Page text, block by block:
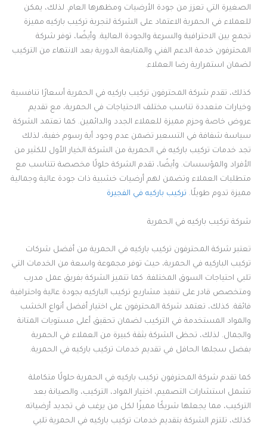
الصغيرة التي تعزز من جودة الأرضيات ومظهرها العام. لذلك، يمكن
للعملاء في الحمرية الاعتماد على الشركة لتجربة تركيب باركيه مميزة
تجمع بين الاحترافية والسرعة والجودة العالية. وأيضًا، توفر شركة
المحترفون خدمة الدعم الفني والمتابعة الدورية بعد الانتهاء من التركيب
لضمان استمرارية رضا العملاء.
كذلك، تقدم شركة المحترفون تركيب باركيه في الحمرية أسعارًا تنافسية
وخيارات متعددة تناسب مختلف الاحتياجات في الحمرية، مع تقديم
عروض خاصة وحزم مميزة للعملاء الجدد والدائمين. كما تعتمد الشركة
سياسة شفافة في التسعير تضمن عدم وجود أية رسوم خفية، لذلك
تجد خدمات تركيب باركيه في الحمرية من الشركة الخيار الأول للكثير من
الأفراد والمؤسسات. وأيضًا، تقدم الشركة حلولًا مخصصة تتناسب مع
متطلبات العملاء وتضمن لهم أرضيات خشبية ذات جودة عالية وجمالية
مميزة تدوم طويلًا. تركيب باركيه في الفجيرة
شركة تركيب باركيه في الحمرية
تعتبر شركة المحترفون تركيب باركيه في الحمرية من أفضل شركات
تركيب الباركيه في الحمرية، حيث توفر مجموعة واسعة من الخدمات التي
تلبي احتياجات السوق المختلفة. كما تتميز الشركة بفريق عمل مدرب
ومتخصص قادر على تنفيذ مشاريع تركيب الباركيه بجودة عالية واحترافية
فائقة. كذلك، تعتمد شركة المحترفون على اختيار أفضل أنواع الخشب
والمواد المستخدمة في التركيب لضمان تحقيق أعلى مستويات المتانة
والجمال. لذلك، تحظى الشركة بثقة كبيرة من العملاء في الحمرية
بفضل سجلها الحافل في تقديم خدمات تركيب باركيه في الحمرية.
كما تقدم شركة المحترفون تركيب باركيه في الحمرية حلولًا متكاملة
تشمل استشارات التصميم، اختيار المواد، التركيب، والصيانة بعد
التركيب، مما يجعلها شريكًا مميزًا لكل من يرغب في تجديد أرضياته.
كذلك، تلتزم الشركة بتقديم خدمات تركيب باركيه في الحمرية تلبي